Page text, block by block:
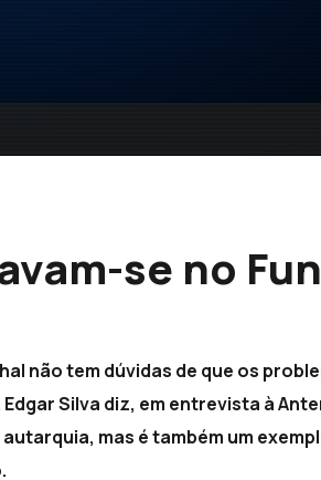
se no
não tem dúvidas de que os
Silva diz, em entrevista à
mas é também um